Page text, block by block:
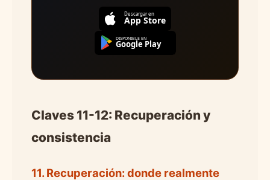
Descargar en
App Store
DISPONIBLE EN
Google Play
Claves 11-12: Recuperación y
consistencia
11. Recuperación: donde realmente